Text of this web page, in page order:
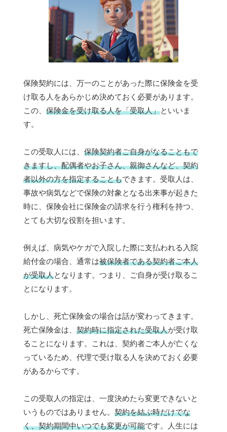
保険契約には、万一のことがあった際に保険金を受
け取る人をあらかじめ決めておく必要があります。
この、 保険金を受け取る人を「受取人」といいま
す。
この受取人には、 保険契約者ご自身がなることもで
きますし、配偶者やお子さん、親御さんなど、契約
者以外の方を指定することもできます。受取人は、
事故や病気などで保険の対象となる出来事が起きた
時に、保険会社に保険金の請求を行う権利を持つ、
とても大切な役割を担います。
例えば、病気やケガで入院した際に支払われる入院
給付金の場合、通常は被保険者である契約者ご本人
が受取人となります。つまり、ご自身が受け取るこ
とになります。
しかし、死亡保険金の場合は話が変わってきます。
死亡保険金は、 契約時に指定された受取人が受け取
ることになります。これは、契約者ご本人が亡くな
っているため、代理で受け取る人を決めておく必要
があるからです。
この受取人の指定は、一度決めたら変更できないと
いうものではありません。 契約を結ぶ時だけでな
く、契約期間中いつでも変更が可能です。人生には